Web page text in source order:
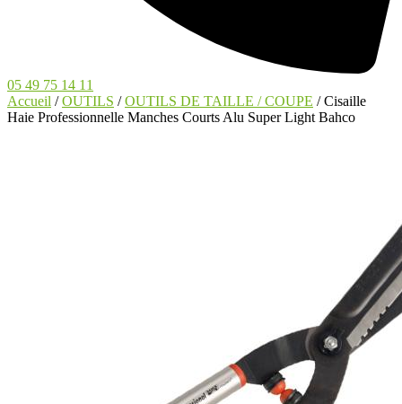
05 49 75 14 11
Accueil /OUTILS /OUTILS DE TAILLE / COUPE / Cisaille
Haie Professionnelle Manches Courts Alu Super Light Bahco